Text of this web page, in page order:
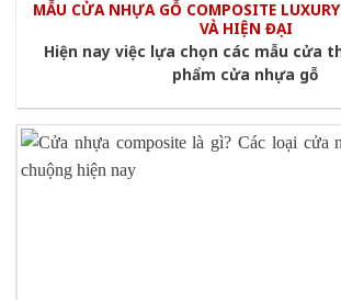
MẪU CỬA NHỰA GỖ COMPOSITE
VÀ HIỆN ĐẠI
Hiện nay việc lựa chọn các mẫu cửa
phẩm cửa nhựa gỗ